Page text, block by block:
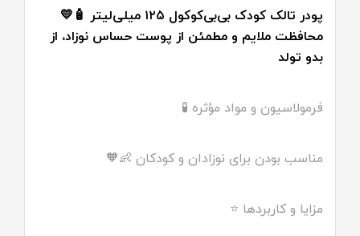
پودر تالک کودک بی‌بی‌کوکول ۱۲۵ میلی‌لیتر 🧴💛
محافظت ملایم و مطمئن از پوست حساس نوزاد، از
بدو تولد
فرمولاسیون و مواد مؤثره 🧪
مناسب بودن برای نوزادان و کودکان 👶🧡
مزایا و کاربردها ⭐